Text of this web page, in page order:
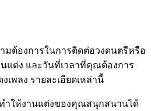
มต้องการในการติดต่อวงดนตรีหรือ
แต่ง และวันที่เวลาที่คุณต้องการ
พลง รายละเอียดเหล่านี้
ำให้งานแต่งของคุณสนุกสนานได้